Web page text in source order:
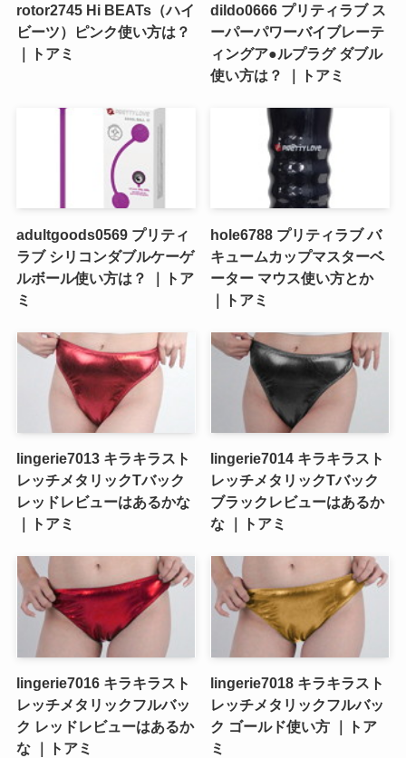
rotor2745 Hi BEATs（ハイ
ビーツ）ピンク使い方は？
｜トアミ
dildo0666 プリティラブ ス
ーパーパワーバイブレーテ
ィングア●ルプラグ ダブル
使い方は？ ｜トアミ
adultgoods0569 プリティ
ラブ シリコンダブルケーゲ
ルボール使い方は？ ｜トア
ミ
hole6788 プリティラブ バ
キュームカップマスターベ
ーター マウス使い方とか
｜トアミ
lingerie7013 キラキラスト
レッチメタリックTバック
レッドレビューはあるかな
｜トアミ
lingerie7014 キラキラスト
レッチメタリックTバック
ブラックレビューはあるか
な ｜トアミ
lingerie7016 キラキラスト
レッチメタリックフルバッ
ク レッドレビューはあるか
な ｜トアミ
lingerie7018 キラキラスト
レッチメタリックフルバッ
ク ゴールド使い方 ｜トア
ミ